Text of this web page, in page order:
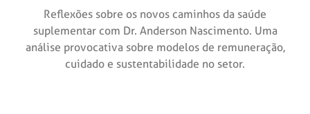
Reflexões sobre os novos caminhos da saúde
suplementar com Dr. Anderson Nascimento. Uma
análise provocativa sobre modelos de remuneração,
cuidado e sustentabilidade no setor.